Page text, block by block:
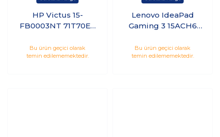
HP Victus 15-
FB0003NT 71T70EA
512GB SSD 4GB
RTX3050Ti 15.6
Bu ürün geçici olarak
temin edilememektedir.
Lenovo IdeaPad
Gaming 3 15ACH6
5 5600H 8GB 512GB
SSD 4GB RTX3050
Bu ürün geçici olarak
temin edilememektedir.